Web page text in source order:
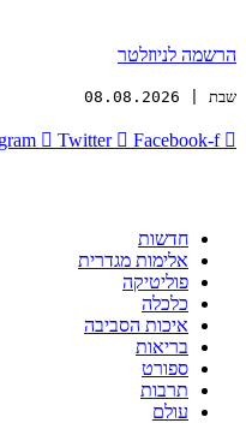
הרשמה לניוזלטר
שבת | 08.08.2026
Twitter Facebook-f
חדשות
אלימות מגדרית
פוליטיקה
כלכלה
איכות הסביבה
בריאות
ספורט
תרבות
עולם